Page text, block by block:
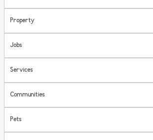
Property
Jobs
Services
Communities
Pets